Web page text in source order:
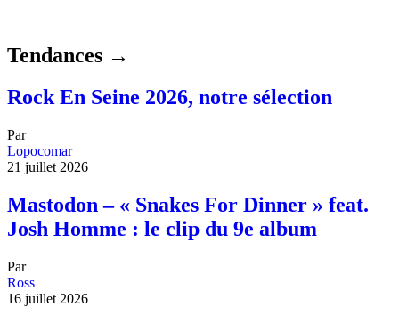
Tendances →
Rock En Seine 2026, notre sélection
Par
Lopocomar
21 juillet 2026
Mastodon – « Snakes For Dinner » feat.
Josh Homme : le clip du 9e album
Par
Ross
16 juillet 2026